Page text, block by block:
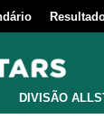
DIVISÃO